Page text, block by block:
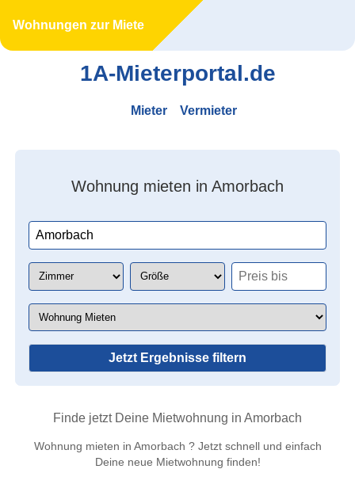
Wohnungen zur Miete
1A-Mieterportal.de
Mieter Vermieter
Wohnung mieten in Amorbach
Jetzt Ergebnisse filtern
Finde jetzt Deine Mietwohnung in Amorbach
Wohnung mieten in Amorbach ? Jetzt schnell und einfach
Deine neue Mietwohnung finden!